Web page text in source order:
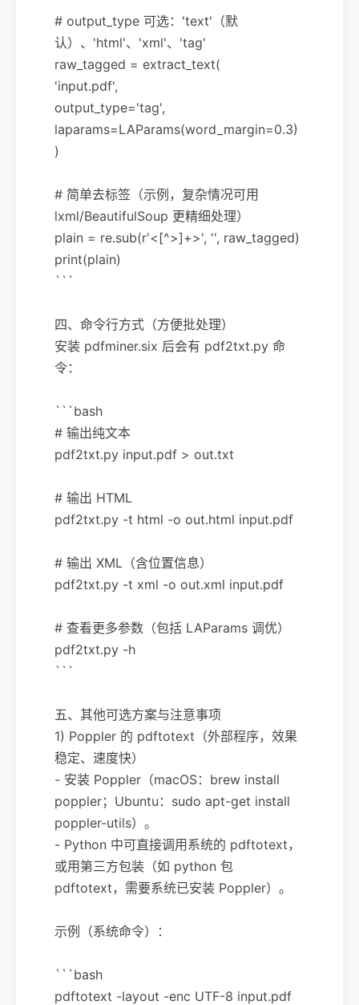
# output_type 可选：'text'（默
认）、'html'、'xml'、'tag'
raw_tagged = extract_text(
'input.pdf',
output_type='tag',
laparams=LAParams(word_margin=0.3)
)
# 简单去标签（示例，复杂情况可用
lxml/BeautifulSoup 更精细处理）
plain = re.sub(r'<[^>]+>', '', raw_tagged)
print(plain)
```
四、命令行方式（方便批处理）
安装 pdfminer.six 后会有 pdf2txt.py 命
令：
```bash
# 输出纯文本
pdf2txt.py input.pdf > out.txt
# 输出 HTML
pdf2txt.py -t html -o out.html input.pdf
# 输出 XML（含位置信息）
pdf2txt.py -t xml -o out.xml input.pdf
# 查看更多参数（包括 LAParams 调优）
pdf2txt.py -h
```
五、其他可选方案与注意事项
1) Poppler 的 pdftotext（外部程序，效果
稳定、速度快）
- 安装 Poppler（macOS：brew install
poppler；Ubuntu：sudo apt-get install
poppler-utils）。
- Python 中可直接调用系统的 pdftotext，
或用第三方包装（如 python 包
pdftotext，需要系统已安装 Poppler）。
示例（系统命令）：
```bash
pdftotext -layout -enc UTF-8 input.pdf